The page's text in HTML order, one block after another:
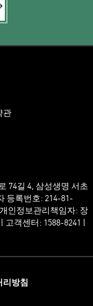
관
74길 4, 삼성생명 서초
등록번호: 214-81-
인정보관리책임자: 장
객센터: 1588-8241 |
리방침